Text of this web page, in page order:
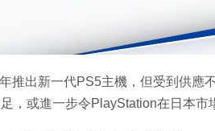
推出新一代PS5主機，但受到供應
，或進一步令PlayStation在日本市